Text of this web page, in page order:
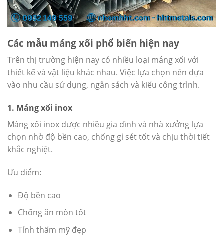
Các mẫu máng xối phổ biến hiện nay
Trên thị trường hiện nay có nhiều loại máng xối với
thiết kế và vật liệu khác nhau. Việc lựa chọn nên dựa
vào nhu cầu sử dụng, ngân sách và kiểu công trình.
1. Máng xối inox
Máng xối inox được nhiều gia đình và nhà xưởng lựa
chọn nhờ độ bền cao, chống gỉ sét tốt và chịu thời tiết
khắc nghiệt.
Ưu điểm:
Độ bền cao
Chống ăn mòn tốt
Tính thẩm mỹ đẹp